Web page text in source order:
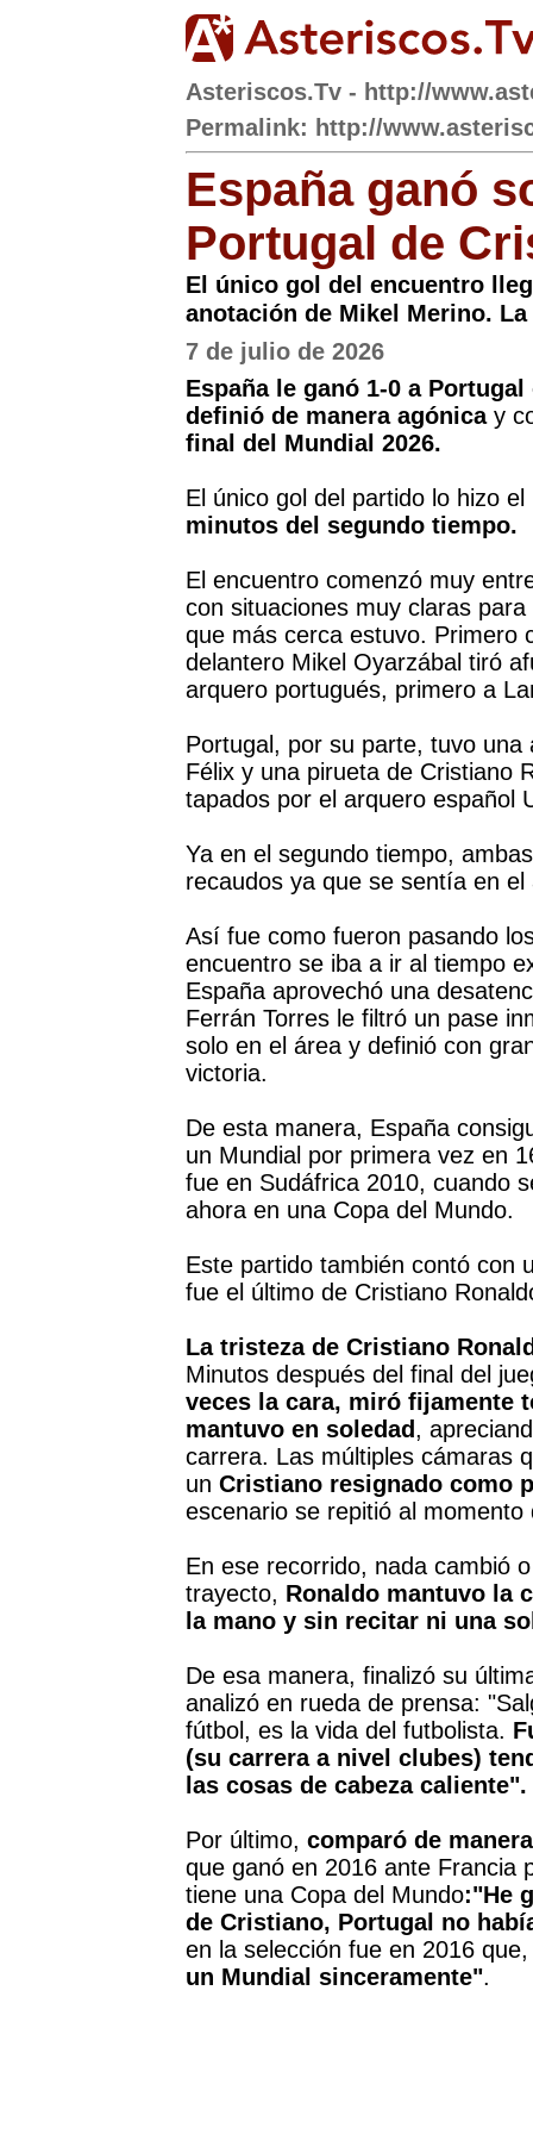
Asteriscos.Tv - http://
Permalink: http://
España ganó
Portugal de
El único gol del encuentro
anotación de Mikel Merino.
7 de julio de 2026
España le ganó 1-0 a
definió de manera agónicay
final del Mundial 2026.
El único gol del partido lo hizo
minutos del segundo tiempo.
El encuentro comenzó muy
con situaciones muy claras
que más cerca estuvo. Primero
delantero Mikel Oyarzábal tiró
arquero portugués, primero a
Portugal, por su parte, tuvo
Félix y una pirueta de Cristiano
tapados por el arquero español
Ya en el segundo tiempo,
recaudos ya que se sentía en
Así fue como fueron pasando
encuentro se iba a ir al tiempo
España aprovechó una
Ferrán Torres le filtró un pase
solo en el área y definió con
victoria.
De esta manera, España
un Mundial por primera vez en
fue en Sudáfrica 2010, cuando
ahora en una Copa del Mundo.
Este partido también contó con
fue el último de Cristiano
La tristeza de Cristiano
Minutos después del final del
veces la cara, miró fijamente
mantuvo en soledad,
carrera. Las múltiples cámaras
un Cristiano resignado como
escenario se repitió al
En ese recorrido, nada cambió
trayecto, Ronaldo mantuvo la
la mano y sin recitar ni una
De esa manera, finalizó su
analizó en rueda de prensa:
fútbol, es la vida del futbolista.
(su carrera a nivel clubes)
las cosas de cabeza caliente".
Por último, comparó de
que ganó en 2016 ante Francia
tiene una Copa del Mundo:"He
de Cristiano, Portugal no
en la selección fue en 2016
un Mundial sinceramente".